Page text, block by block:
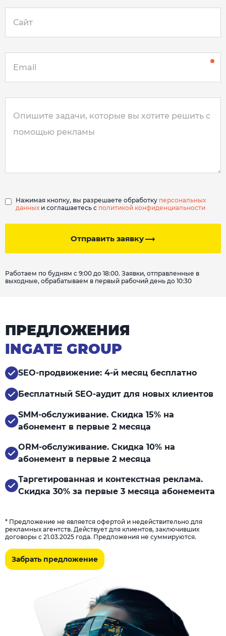
Отправить заявку
Нажимая кнопку, вы разрешаете обработку персональных
данных и соглашаетесь с политикой конфиденциальности
Работаем по будням с 9:00 до 18:00. Заявки, отправленные в
выходные, обрабатываем в первый рабочий день до 10:30
ПРЕДЛОЖЕНИЯ
INGATE GROUP
SEO-продвижение: 4-й месяц бесплатно
Бесплатный SEO-аудит для новых клиентов
SMM-обслуживание. Скидка 15% на
абонемент в первые 2 месяца
ORM-обслуживание. Скидка 10% на
абонемент в первые 2 месяца
Таргетированная и контекстная реклама.
Скидка 30% за первые 3 месяца абонемента
* Предложение не является офертой и недействительно для
рекламных агентств. Действует для клиентов, заключивших
договоры с 21.03.2025 года. Предложения не суммируются.
Забрать предложение